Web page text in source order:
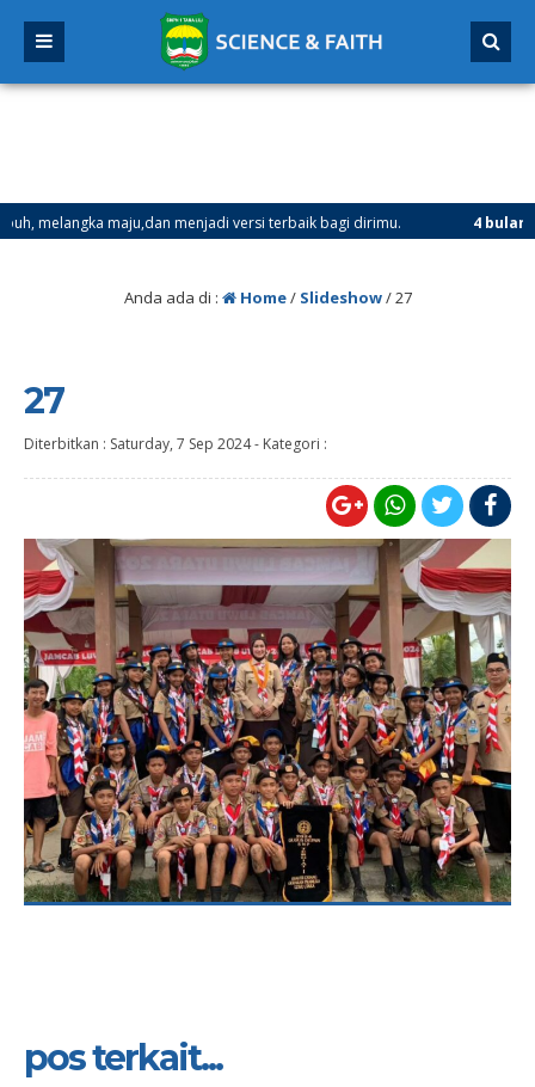
maju,dan menjadi versi terbaik bagi dirimu.
4 bulan yang
Desember 2025 sd Tanggal 4 Januari 2026
Anda ada di : Home/ Slideshow/27
27
Diterbitkan : Saturday, 7 Sep 2024- Kategori :
pos terkait...